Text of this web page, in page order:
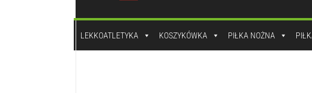
LEKKOATLETYKA KOSZYKÓWKA PIŁKA NOŻNA